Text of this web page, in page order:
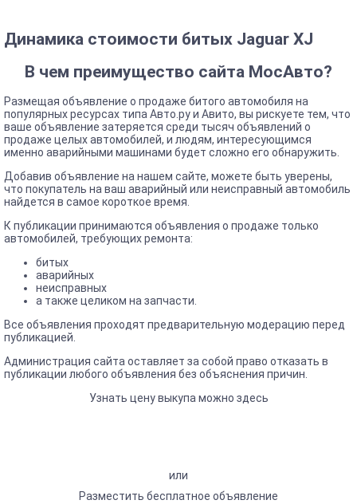
Динамика стоимости битых Jaguar XJ
В чем преимущество сайта МосАвто?
Размещая объявление о продаже битого автомобиля на
популярных ресурсах типа Авто.ру и Авито, вы рискуете тем, что
ваше объявление затеряется среди тысяч объявлений о
продаже целых автомобилей, и людям, интересующимся
именно аварийными машинами будет сложно его обнаружить.
Добавив объявление на нашем сайте, можете быть уверены,
что покупатель на ваш аварийный или неисправный автомобиль
найдется в самое короткое время.
К публикации принимаются объявления о продаже только
автомобилей, требующих ремонта:
битых
аварийных
неисправных
а также целиком на запчасти.
Все объявления проходят предварительную модерацию перед
публикацией.
Администрация сайта оставляет за собой право отказать в
публикации любого объявления без объяснения причин.
Узнать цену выкупа можно здесь
или
Разместить бесплатное объявление